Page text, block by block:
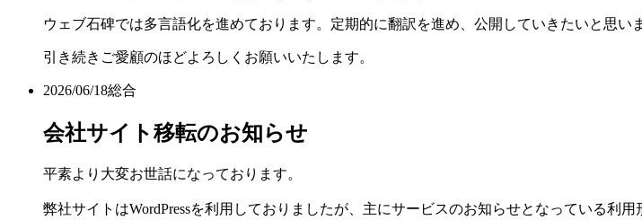
ウェブ石碑では多言語化を進めております。定期的に翻訳を進め、公開していきたいと思い
引き続きご愛顧のほどよろしくお願いいたします。
2026/06/18総合
会社サイト移転のお知らせ
平素より大変お世話になっております。
弊社サイトはWordPressを利用しておりましたが、主にサービスのお知らせとなっている利